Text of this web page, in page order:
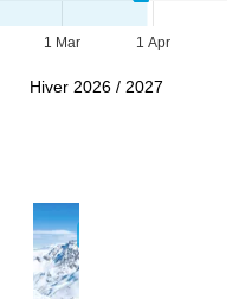
1 Mar 1 Apr
Hiver 2026 / 2027